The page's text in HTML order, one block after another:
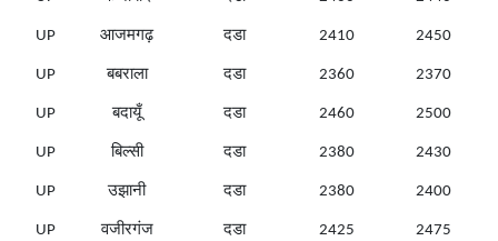
UP आजमगढ़ दडा 2410 2450
UP बबराला दडा 2360 2370
UP बदायूँ दडा 2460 2500
UP बिल्सी दडा 2380 2430
UP उझानी दडा 2380 2400
UP वजीरगंज दडा 2425 2475